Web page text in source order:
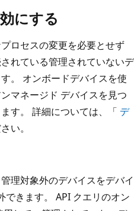
にする
ロセスの変更を必要とせず
れている管理されていないデ
。 オンボードデバイスを使
マネージド デバイスを見つ
す。 詳細については、「 デ
い。
理対象外のデバイスをデバイ
できます。 API クエリのオン